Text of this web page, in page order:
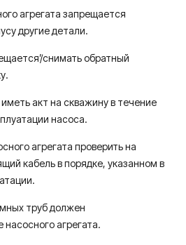
агрегата запрещается
другие детали.
снимать обратный
акт на скважину в течение
насоса.
агрегата проверить на
кабель в порядке, указанном в
труб должен
насосного агрегата.